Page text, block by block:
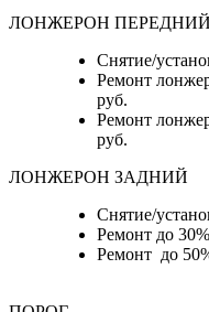
ЛОНЖЕРОН ПЕРЕДНИЙ
Снятие/
Ремонт
руб.
Ремонт
руб.
ЛОНЖЕРОН ЗАДНИЙ
Снятие/
Ремонт до
Ремонт до